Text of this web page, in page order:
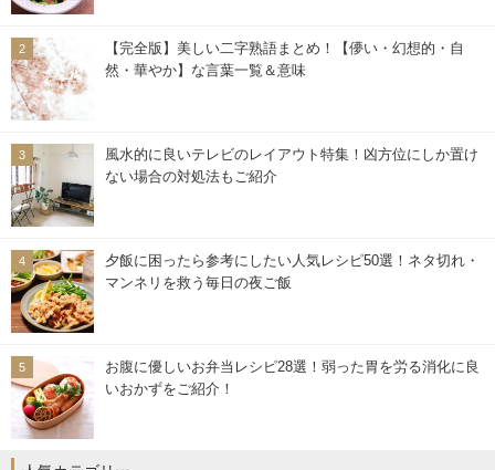
【完全版】美しい二字熟語まとめ！【儚い・幻想的・自
然・華やか】な言葉一覧＆意味
風水的に良いテレビのレイアウト特集！凶方位にしか置け
ない場合の対処法もご紹介
夕飯に困ったら参考にしたい人気レシピ50選！ネタ切れ・
マンネリを救う毎日の夜ご飯
お腹に優しいお弁当レシピ28選！弱った胃を労る消化に良
いおかずをご紹介！